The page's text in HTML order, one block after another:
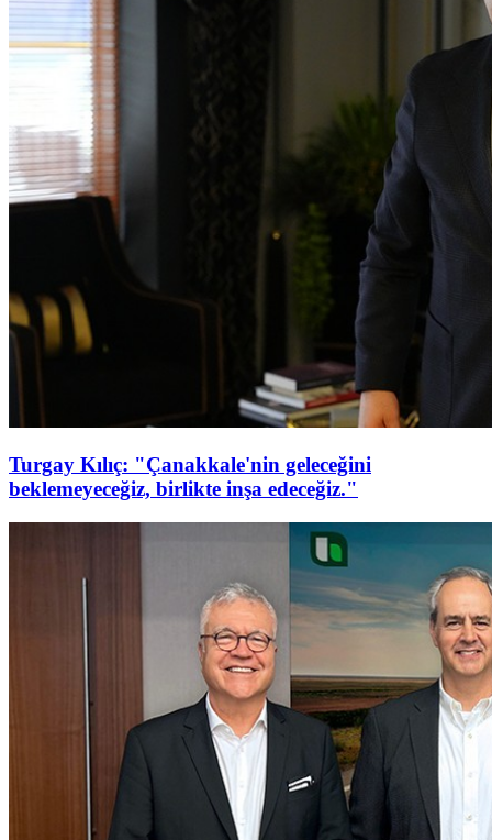
Turgay Kılıç: "Çanakkale'nin geleceğini
beklemeyeceğiz, birlikte inşa edeceğiz."